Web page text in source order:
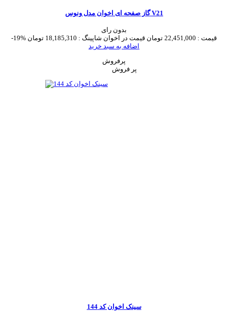
گاز صفحه ای اخوان مدل ونوس V21
بدون رای
-19%
قیمت : 22,451,000 تومان قیمت در اخوان شاپینگ : 18,185,310 تومان
اضافه به سبد خرید
پرفروش
سینک اخوان کد 144